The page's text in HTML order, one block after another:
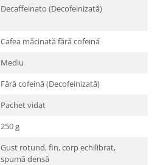
Decaffeinato (Decofeinizată)
Cafea măcinată fără cofeină
Mediu
Fără cofeină (Decofeinizată)
Pachet vidat
250 g
Gust rotund, fin, corp echilibrat,
spumă densă